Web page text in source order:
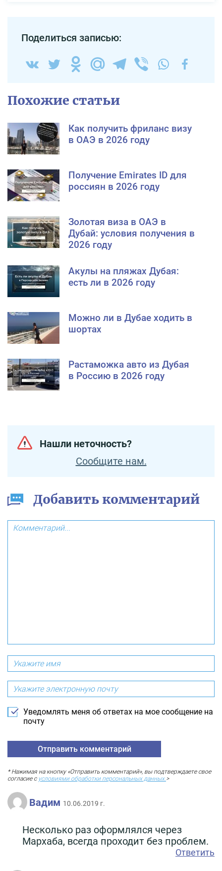
Поделиться записью:
Похожие статьи
Как получить фриланс визу
в ОАЭ в 2026 году
Получение Emirates ID для
россиян в 2026 году
Золотая виза в ОАЭ в
Дубай: условия получения в
2026 году
Акулы на пляжах Дубая:
есть ли в 2026 году
Можно ли в Дубае ходить в
шортах
Растаможка авто из Дубая
в Россию в 2026 году
Нашли неточность?
Сообщите нам.
Добавить комментарий
Уведомлять меня об ответах на мое сообщение на
почту
* Нажимая на кнопку «Отправить комментарий», вы подтверждаете свое
согласие с условиями обработки персональных данных.>
Вадим 10.06.2019 г.
Несколько раз оформлялся через
Мархаба, всегда проходит без проблем.
Ответить